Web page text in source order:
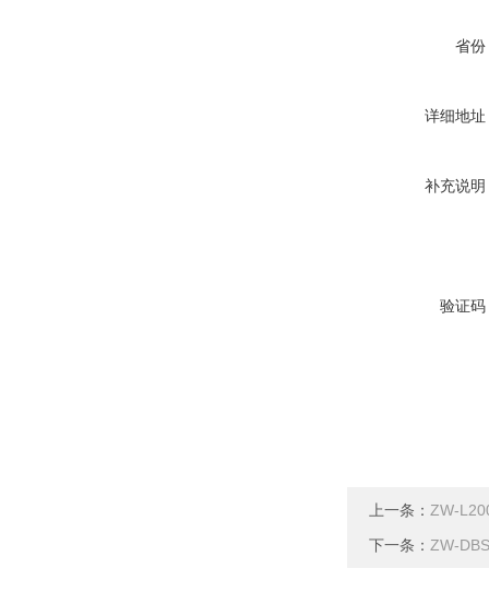
省份
详细地址
补充说明
验证码
上一条： ZW-
下一条： ZW-